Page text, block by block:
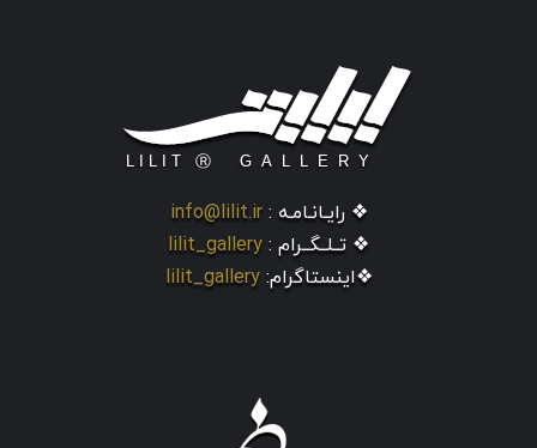
❖ رایـانـامـه : info@lilit.ir
❖ تــلــگــرام : lilit_gallery
❖اینستاگرام: lilit_gallery